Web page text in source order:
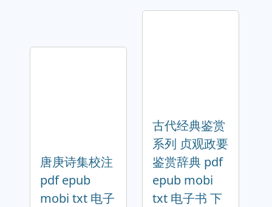
唐庚诗集校注
pdf epub
mobi txt 电子
古代经典鉴赏
系列 贞观政要
鉴赏辞典 pdf
epub mobi
txt 电子书 下